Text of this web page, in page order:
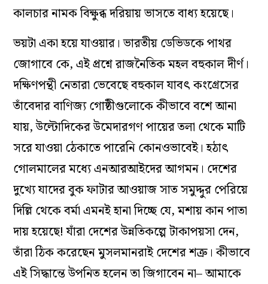
কালচার নামক বিক্ষুব্ধ দরিয়ায় ভাসতে বাধ্য হয়েছে।
ভয়টা একা হয়ে যাওয়ার। ভারতীয় ডেভিডকে পাথর
জোগাবে কে, এই প্রশ্নে রাজনৈতিক মহল বহুকাল দীর্ণ।
দক্ষিণপন্থী নেতারা ভেবেছে বহুকাল যাবৎ কংগ্রেসের
তাঁবেদার বাণিজ্য গোষ্ঠীগুলোকে কীভাবে বশে আনা
যায়, উল্টোদিকের উমেদারগণ পায়ের তলা থেকে মাটি
সরে যাওয়া ঠেকাতে পারেনি কোনওভাবেই। হঠাৎ
গোলমালের মধ্যে এনআরআইদের আগমন। দেশের
দুখ্যে যাদের বুক ফাটার আওয়াজ সাত সমুদ্দুর পেরিয়ে
দিল্লি থেকে বর্মা এমনই হানা দিচ্ছে যে, মশায় কান পাতা
দায় হয়েছে! যাঁরা দেশের উন্নতিকল্পে টাকাপয়সা দেন,
তাঁরা ঠিক করেছেন মুসলমানরাই দেশের শত্রু। কীভাবে
এই সিদ্ধান্তে উপনিত হলেন তা জিগাবেন না– আমাকে